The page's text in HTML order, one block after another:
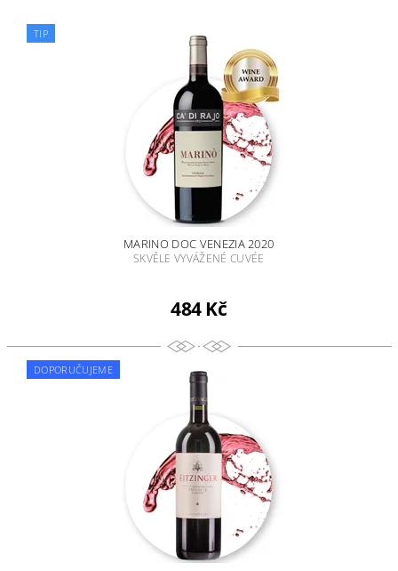
TIP
MARINO DOC VENEZIA 2020
SKVĚLE VYVÁŽENÉ CUVÉE
484 Kč
DOPORUČUJEME